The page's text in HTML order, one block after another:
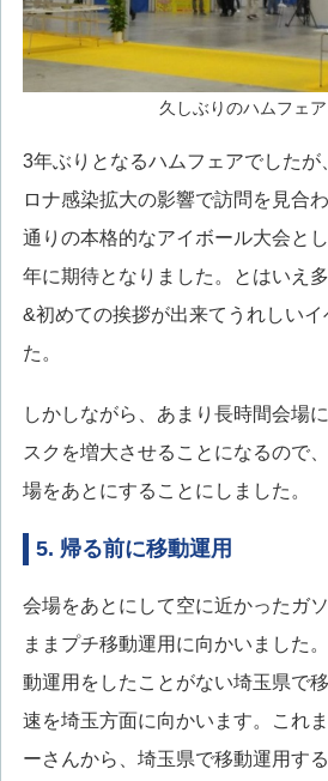
久しぶりのハムフェ
3年ぶりとなるハムフェアでしたが
ロナ感染拡大の影響で訪問を見合
通りの本格的なアイボール大会と
年に期待となりました。とはいえ
&初めての挨拶が出来てうれしい
た。
しかしながら、あまり長時間会場
スクを増大させることになるので
場をあとにすることにしました。
5. 帰る前に移動運用
会場をあとにして空に近かったガ
ままプチ移動運用に向かいました
動運用をしたことがない埼玉県で
速を埼玉方面に向かいます。これ
ーさんから、埼玉県で移動運用す